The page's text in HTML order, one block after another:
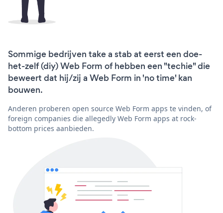
Sommige bedrijven take a stab at eerst een doe-
het-zelf (diy) Web Form of hebben een "techie" die
beweert dat hij/zij a Web Form in 'no time' kan
bouwen.
Anderen proberen open source Web Form apps te vinden, of
foreign companies die allegedly Web Form apps at rock-
bottom prices aanbieden.